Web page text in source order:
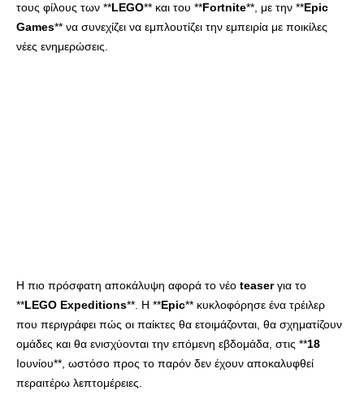
τους φίλους των **LEGO** και του **Fortnite**, με την **Epic
Games** να συνεχίζει να εμπλουτίζει την εμπειρία με ποικίλες
νέες ενημερώσεις.
Η πιο πρόσφατη αποκάλυψη αφορά το νέο teaserγια το
**LEGO Expeditions**. Η **Epic** κυκλοφόρησε ένα τρέιλερ
που περιγράφει πώς οι παίκτες θα ετοιμάζονται, θα σχηματίζουν
ομάδες και θα ενισχύονται την επόμενη εβδομάδα, στις **18
Ιουνίου**, ωστόσο προς το παρόν δεν έχουν αποκαλυφθεί
περαιτέρω λεπτομέρειες.